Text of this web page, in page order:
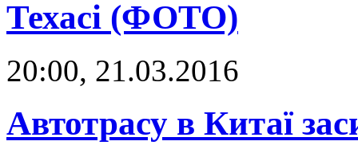
Техасі (ФОТО)
20:00, 21.03.2016
Автотрасу в Китаї